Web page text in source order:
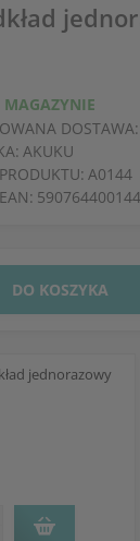
MAGAZYNIE
DOSTAWA:
AKUKU
A0144
DO KOSZYKA
jednorazowy